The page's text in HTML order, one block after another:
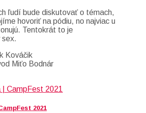
ľudí bude diskutovať o témach,
hovoriť na pódiu, no najviac u
Tentokrát to je
sex.
Kováčik
Miťo Bodnár
2021